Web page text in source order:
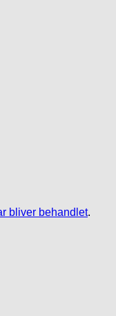
bliver behandlet.